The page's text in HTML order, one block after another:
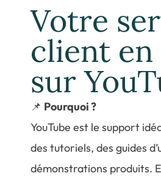
Votre
client en
sur
📌 Pourquoi ?
YouTube est le support
des tutoriels, des guides
démonstrations produits.